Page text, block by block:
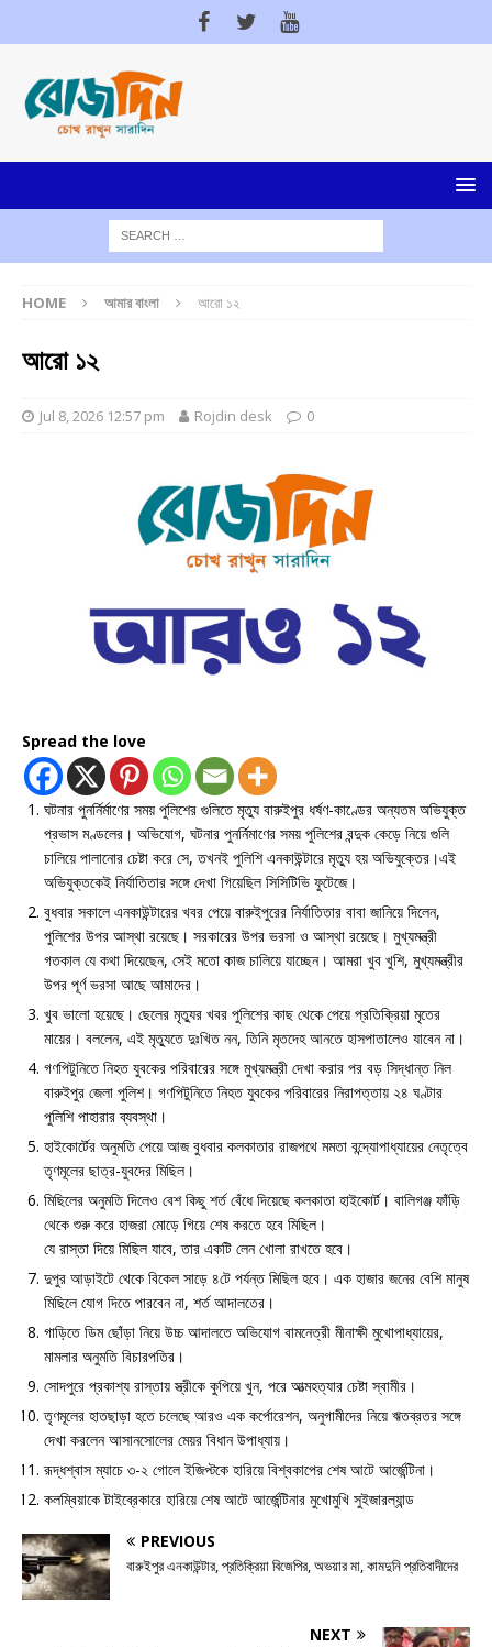
HOME আমার বাংলা আরো ১২
আরো ১২
Jul 8, 2026 12:57 pm Rojdin desk 0
Spread the love
ঘটনার পুনর্নির্মাণের সময় পুলিশের গুলিতে মৃত্যু বারুইপুর ধর্ষণ-কাণ্ডের অন্যতম অভিযুক্ত
প্রভাস মণ্ডলের। অভিযোগ, ঘটনার পুনর্নিমাণের সময় পুলিশের বন্দুক কেড়ে নিয়ে গুলি
চালিয়ে পালানোর চেষ্টা করে সে, তখনই পুলিশি এনকাউন্টারে মৃত্যু হয় অভিযুক্তের।এই
অভিযুক্তকেই নির্যাতিতার সঙ্গে দেখা গিয়েছিল সিসিটিভি ফুটেজে।
বুধবার সকালে এনকাউন্টারের খবর পেয়ে বারুইপুরের নির্যাতিতার বাবা জানিয়ে দিলেন,
পুলিশের উপর আস্থা রয়েছে। সরকারের উপর ভরসা ও আস্থা রয়েছে। মুখ্যমন্ত্রী
গতকাল যে কথা দিয়েছেন, সেই মতো কাজ চালিয়ে যাচ্ছেন। আমরা খুব খুশি, মুখ্যমন্ত্রীর
উপর পূর্ণ ভরসা আছে আমাদের।
খুব ভালো হয়েছে। ছেলের মৃত্যুর খবর পুলিশের কাছ থেকে পেয়ে প্রতিক্রিয়া মৃতের
মায়ের। বললেন, এই মৃত্যুতে দুঃখিত নন, তিনি মৃতদেহ আনতে হাসপাতালেও যাবেন না।
গণপিটুনিতে নিহত যুবকের পরিবারের সঙ্গে মুখ্যমন্ত্রী দেখা করার পর বড় সিদ্ধান্ত নিল
বারুইপুর জেলা পুলিশ। গণপিটুনিতে নিহত যুবকের পরিবারের নিরাপত্তায় ২৪ ঘণ্টার
পুলিশি পাহারার ব্যবস্থা।
হাইকোর্টের অনুমতি পেয়ে আজ বুধবার কলকাতার রাজপথে মমতা বন্দ্যোপাধ্যায়ের নেতৃত্বে
তৃণমূলের ছাত্র-যুবদের মিছিল।
মিছিলের অনুমতি দিলেও বেশ কিছু শর্ত বেঁধে দিয়েছে কলকাতা হাইকোর্ট। বালিগঞ্জ ফাঁড়ি
থেকে শুরু করে হাজরা মোড়ে গিয়ে শেষ করতে হবে মিছিল।
যে রাস্তা দিয়ে মিছিল যাবে, তার একটি লেন খোলা রাখতে হবে।
দুপুর আড়াইটে থেকে বিকেল সাড়ে ৪টে পর্যন্ত মিছিল হবে। এক হাজার জনের বেশি মানুষ
মিছিলে যোগ দিতে পারবেন না, শর্ত আদালতের।
গাড়িতে ডিম ছোঁড়া নিয়ে উচ্চ আদালতে অভিযোগ বামনেত্রী মীনাক্ষী মুখোপাধ্যায়ের,
মামলার অনুমতি বিচারপতির।
সোদপুরে প্রকাশ্য রাস্তায় স্ত্রীকে কুপিয়ে খুন, পরে আত্মহত্যার চেষ্টা স্বামীর।
তৃণমূলের হাতছাড়া হতে চলেছে আরও এক কর্পোরেশন, অনুগামীদের নিয়ে ঋতব্রতর সঙ্গে
দেখা করলেন আসানসোলের মেয়র বিধান উপাধ্যায়।
রূদ্ধশ্বাস ম্যাচে ৩-২ গোলে ইজিপ্টকে হারিয়ে বিশ্বকাপের শেষ আটে আর্জেন্টিনা।
কলম্বিয়াকে টাইব্রেকারে হারিয়ে শেষ আটে আর্জেন্টিনার মুখোমুখি সুইজারল্যান্ড
PREVIOUS
বারুইপুর এনকাউন্টার, প্রতিক্রিয়া বিজেপির, অভয়ার মা, কামদুনি প্রতিবাদীদের
NEXT